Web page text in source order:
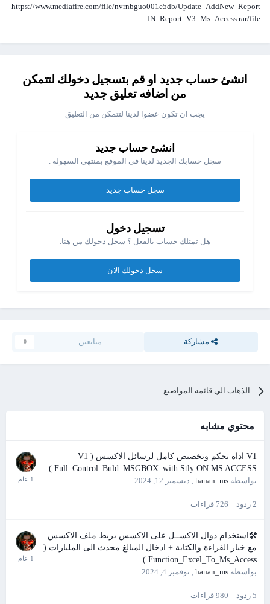
https://www.mediafire.com/file/nvrnbguo001e5db/Update_AddNew_Report
_IN_Report_V3_Ms_Access.rar/file
انشئ حساب جديد او قم بتسجيل دخولك لتتمكن
من اضافه تعليق جديد
يجب ان تكون عضوا لدينا لتتمكن من التعليق
انشئ حساب جديد
سجل حسابك الجديد لدينا في الموقع بمنتهي السهوله .
سجل حساب جديد
تسجيل دخول
هل تمتلك حساب بالفعل ؟ سجل دخولك من هنا.
سجل دخولك الان
مشاركة متابعين 0
الذهاب الي قائمه المواضيع
محتوي مشابه
V1 اداة تحكم وتخصيص كامل لرسائل الاكسس ( V1
Full_Control_Buld_MSGBOX_with Stly ON MS ACCESS )
بواسطه hanan_ms
, ديسمبر 12, 2024
2 ردود 726 قراءات
🛠استخدام دوال الاكســل على الاكسس بربط ملف الاكسس
مع خيار القراءة والكتابة + ادخال المبالغ محدث الى المليارات (
Function_Excel_To_Ms_Access )
بواسطه hanan_ms
, نوفمبر 4, 2024
5 ردود 980 قراءات